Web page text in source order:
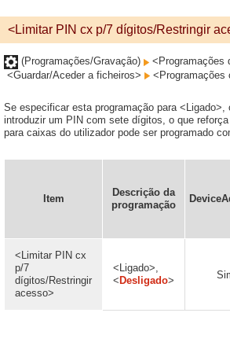
<Limitar PIN cx p/7 dígitos/Restringir
(Programações/Gravação)
<Programações
<Guardar/Aceder a ficheiros>
<Programações
Se especificar esta programação para
introduzir um PIN com sete dígitos, o que
para caixas do utilizador pode ser programado
Item
Descrição da
programação
<Limitar PIN cx
p/7
dígitos/Restringir
acesso>
<Ligado>,
< Desligado>